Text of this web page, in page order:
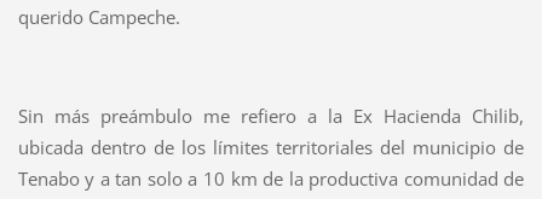
querido Campeche.
Sin más preámbulo me refiero a la Ex Hacienda Chilib,
ubicada dentro de los límites territoriales del municipio de
Tenabo y a tan solo a 10 km de la productiva comunidad de